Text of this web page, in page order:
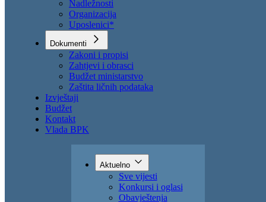
Ministarstvo
Ministar
Nadležnosti
Organizacija
Uposlenici*
Dokumenti
Zakoni i propisi
Zahtjevi i obrasci
Budžet ministarstvo
Zaštita ličnih podataka
Izvještaji
Vlada BPK
Aktuelno